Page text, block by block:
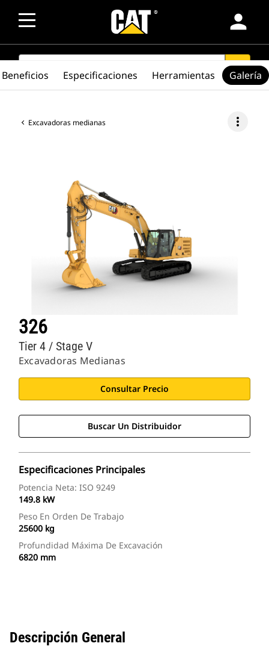
person
SEARCH search
Excavadoras medianas more_vert
326
Excavadoras Medianas
Tier 4 / Stage V
Consultar Precio
Buscar Un Distribuidor
Especificaciones Principales
Potencia Neta: ISO 9249
149.8 kW
Peso En Orden De Trabajo
25600 kg
Profundidad Máxima De Excavación
6820 mm
Beneficios Especificaciones Herramientas Galería
Descripción General